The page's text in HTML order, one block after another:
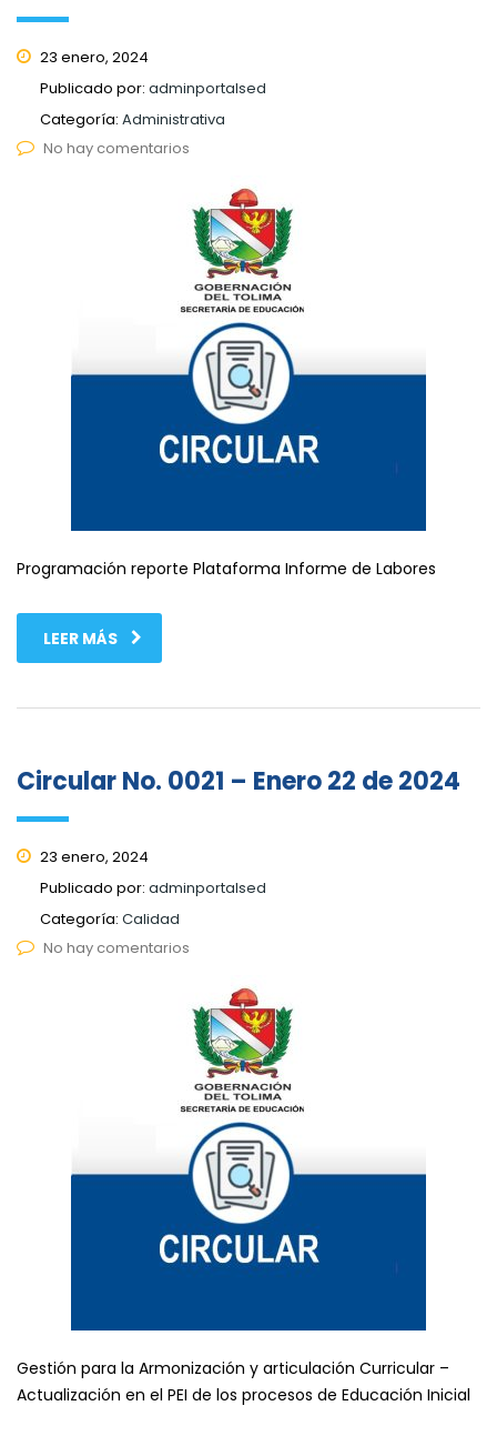
23 enero, 2024
Publicado por: adminportalsed
Categoría: Administrativa
No hay comentarios
Programación reporte Plataforma Informe de Labores
LEER MÁS
Circular No. 0021 – Enero 22 de 2024
23 enero, 2024
Publicado por: adminportalsed
Categoría: Calidad
No hay comentarios
Gestión para la Armonización y articulación Curricular –
Actualización en el PEI de los procesos de Educación Inicial